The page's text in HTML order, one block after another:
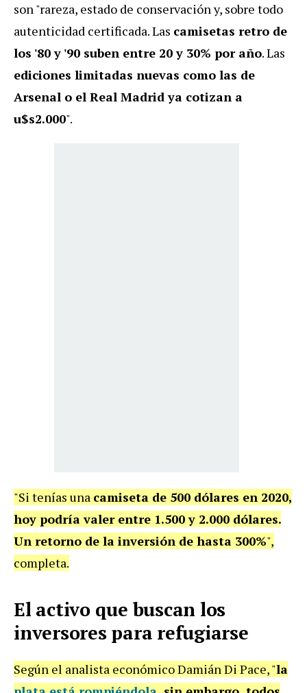
son "rareza, estado de conservación y, sobre todo
autenticidad certificada. Las camisetas retro de
los '80 y '90 suben entre 20 y 30% por año. Las
ediciones limitadas nuevas como las de
Arsenal o el Real Madrid ya cotizan a
u$s2.000".
"Si tenías una camiseta de 500 dólares en 2020,
hoy podría valer entre 1.500 y 2.000 dólares.
Un retorno de la inversión de hasta 300%",
completa.
El activo que buscan los
inversores para refugiarse
Según el analista económico Damián Di Pace, "la